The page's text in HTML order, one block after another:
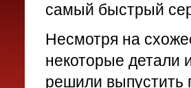
самый быстрый
Несмотря на
некоторые детали
решили выпустить